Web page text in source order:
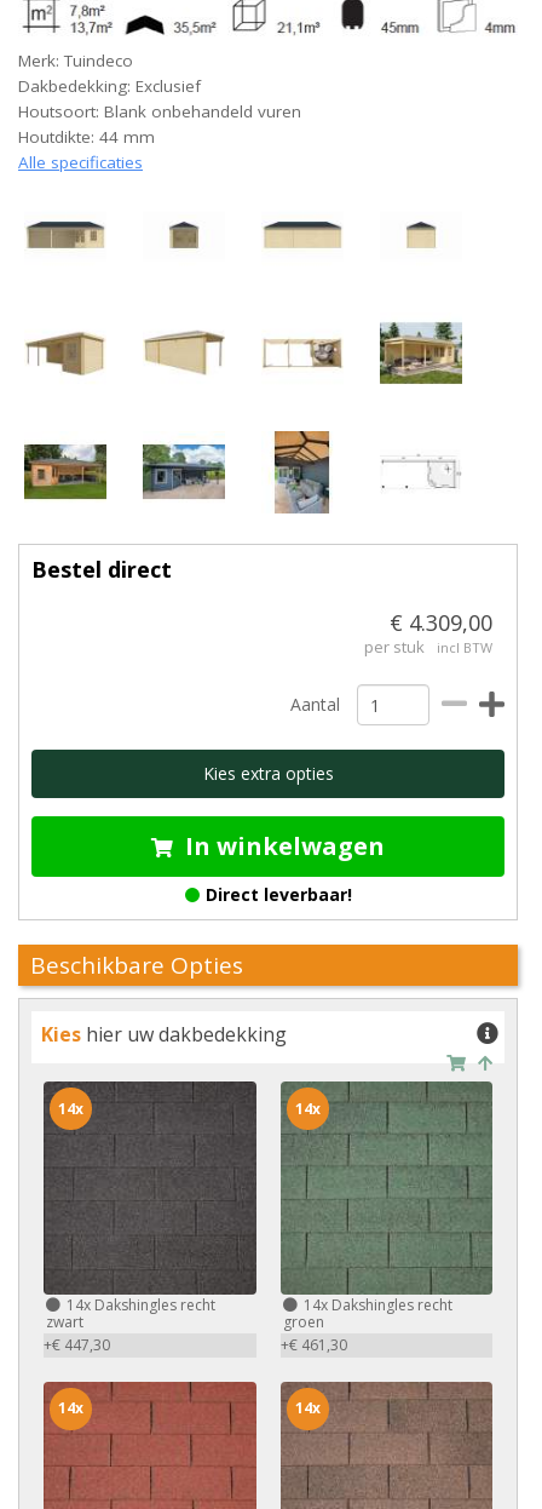
Merk: Tuindeco
Dakbedekking: Exclusief
Houtsoort: Blank onbehandeld vuren
Houtdikte: 44 mm
Alle specificaties
Bestel direct
€ 4.309,00
per stuk incl BTW
Aantal
Kies extra opties
In winkelwagen
Direct leverbaar!
Beschikbare Opties
Kies hier uw dakbedekking
14x Dakshingles recht
zwart
+€ 447,30
14x
14xDakshingles recht
groen
+€ 461,30
14x
14x 14x